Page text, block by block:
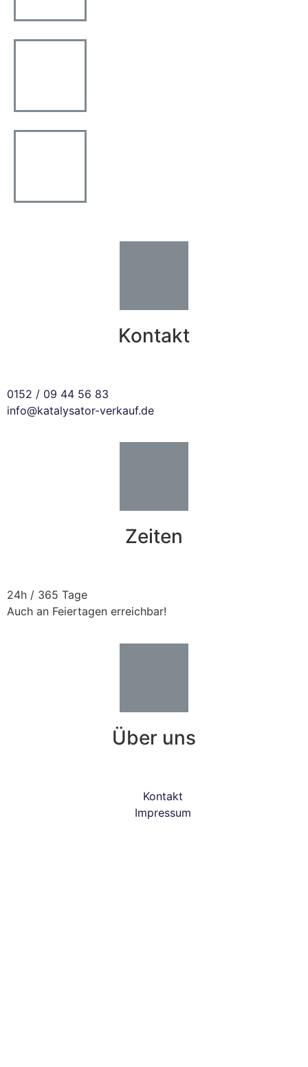
Kontakt
0152 / 09 44 56 83
info@katalysator-verkauf.de
Zeiten
24h / 365 Tage
Auch an Feiertagen erreichbar!
Über uns
Kontakt
Impressum